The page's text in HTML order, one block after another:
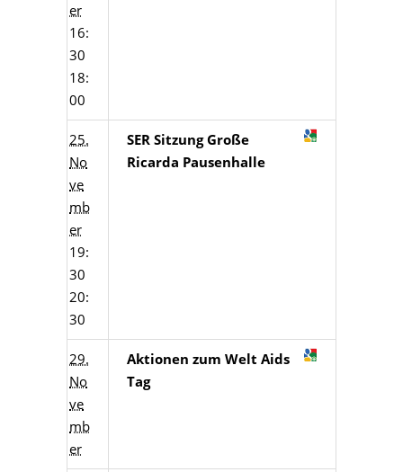
er
16:
30
18:
00
25.
No
ve
mb
er
19:
30
20:
30
SER Sitzung Große
Ricarda Pausenhalle
29.
No
ve
mb
er
Aktionen zum Welt Aids
Tag